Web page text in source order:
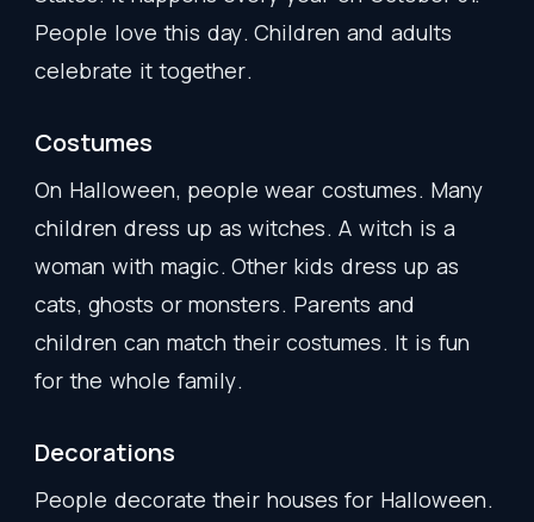
People love this day. Children and adults
celebrate it together.
Costumes
On Halloween, people wear costumes. Many
children dress up as witches. A witch is a
woman with magic. Other kids dress up as
cats, ghosts or monsters. Parents and
children can match their costumes. It is fun
for the whole family.
Decorations
People decorate their houses for Halloween.